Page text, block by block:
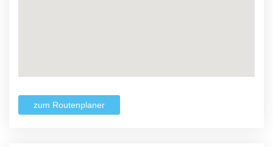
zum Routenplaner